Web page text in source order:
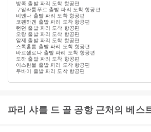
방콕 출발 파리 도착 항공편
쿠알라룸푸르 출발 파리 도착 항공편
비엔나 출발 파리 도착 항공편
코펜하겐 출발 파리 도착 항공편
런던 출발 파리 도착 항공편
오랑 출발 파리 도착 항공편
알제 출발 파리 도착 항공편
스톡홀름 출발 파리 도착 항공편
바르셀로나 출발 파리 도착 항공편
도하 출발 파리 도착 항공편
이스탄불 출발 파리 도착 항공편
두바이 출발 파리 도착 항공편
파리 샤를 드 골 공항 근처의 베스